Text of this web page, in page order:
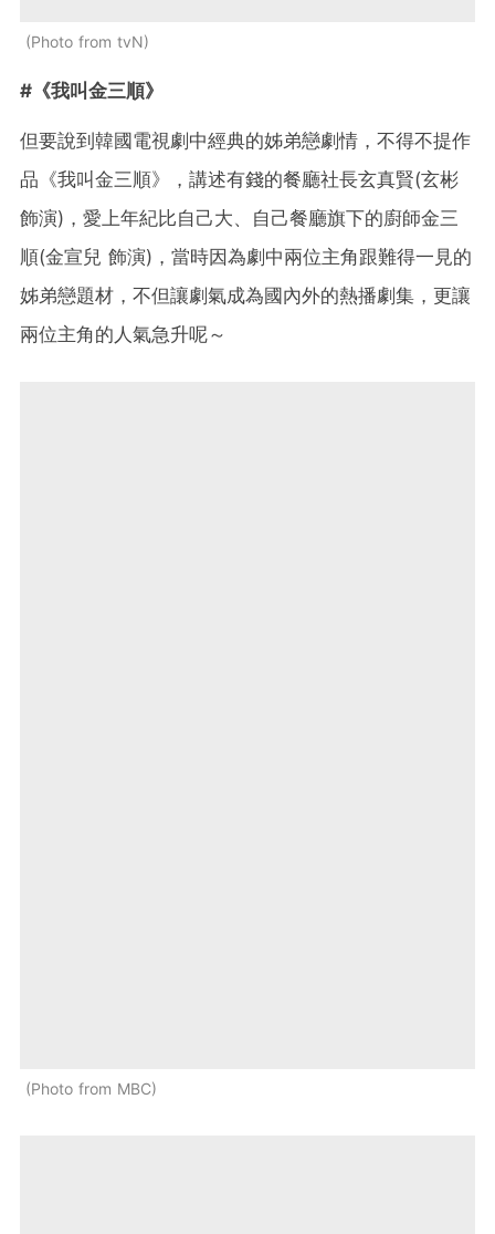
Photo from tvN
#《我叫金三順》
但要說到韓國電視劇中經典的姊弟戀劇情，不得不提作
品《我叫金三順》，講述有錢的餐廳社長玄真賢(玄彬
飾演)，愛上年紀比自己大、自己餐廳旗下的廚師金三
順(金宣兒 飾演)，當時因為劇中兩位主角跟難得一見的
姊弟戀題材，不但讓劇氣成為國內外的熱播劇集，更讓
兩位主角的人氣急升呢～
Photo from MBC